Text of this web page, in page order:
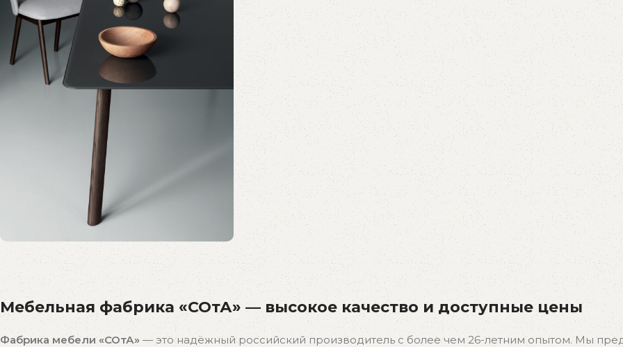
Распродажа
бестселлеров
Скидки на популярные модели!
К покупкам
Мебельная фабрика «СОтА» — высокое качество и доступные цены
Фабрика мебели «СОтА» — это надёжный российский производитель с более чем 26-летним опытом. Мы